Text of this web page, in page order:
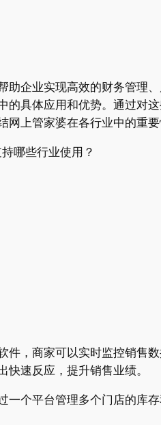
企业实现高效的财务管理
具体应用和优势。通过对
上管家婆在各行业中的重
，商家可以实时监控销售
速反应，提升销售业绩。
个平台管理多个门店的库